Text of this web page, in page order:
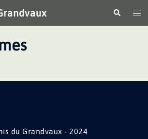
le
du Grandvaux - 2024